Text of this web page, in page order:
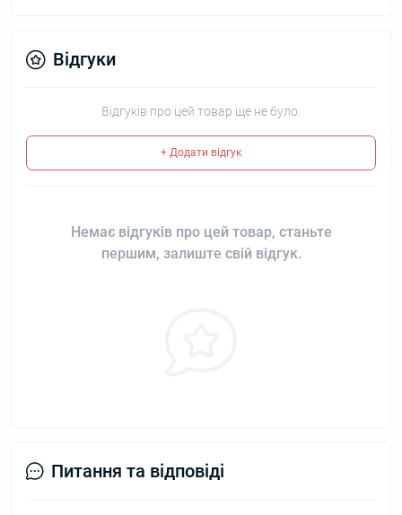
Відгуки
Відгуків про цей товар ще не було.
+ Додати відгук
Немає відгуків про цей товар, станьте
першим, залиште свій відгук.
Питання та відповіді